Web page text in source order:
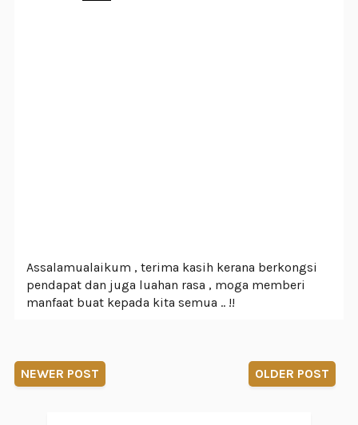
Assalamualaikum , terima kasih kerana berkongsi
pendapat dan juga luahan rasa , moga memberi
manfaat buat kepada kita semua .. !!
NEWER POST OLDER POST